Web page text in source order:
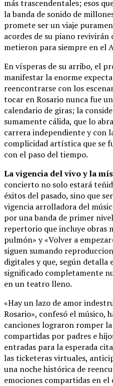
más trascendentales; esos
la banda de sonido de
promete ser un viaje
acordes de su piano revivirán
metieron para siempre en el
En vísperas de su arribo, el
manifestar la enorme
reencontrarse con los
tocar en Rosario nunca fue
calendario de giras; la
sumamente cálida, que lo
carrera independiente y con
complicidad artística que se
con el paso del tiempo.
La vigencia del vivo y la
concierto no solo estará
éxitos del pasado, sino que
vigencia arrolladora del
por una banda de primer
repertorio que incluye obras
pulmón» y «Volver a
siguen sumando
digitales y que, según
significado completamente
en un teatro lleno.
«Hay un lazo de amor
Rosario», confesó el músico,
canciones lograron romper
compartidas por padres e
entradas para la esperada
las ticketeras virtuales,
una noche histórica de
emociones compartidas en el